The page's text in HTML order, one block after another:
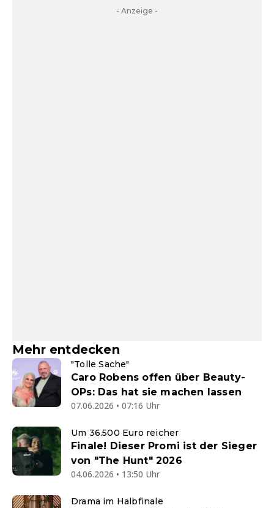
- Anzeige -
Mehr entdecken
"Tolle Sache"
Caro Robens offen über Beauty-
OPs: Das hat sie machen lassen
07.06.2026 • 07:16 Uhr
Um 36.500 Euro reicher
Finale! Dieser Promi ist der Sieger
von "The Hunt" 2026
04.06.2026 • 13:50 Uhr
Drama im Halbfinale